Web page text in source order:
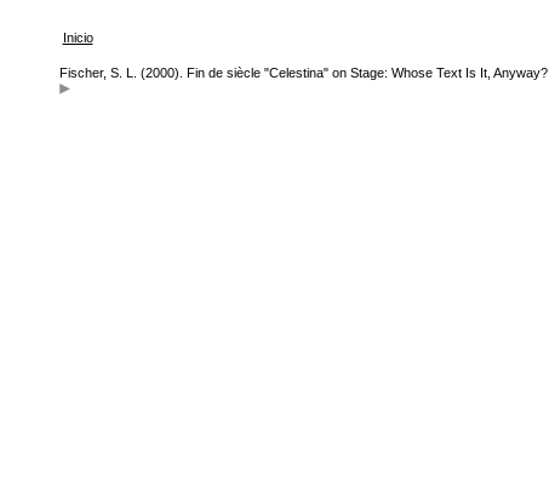
Inicio
Fischer, S. L. (2000). Fin de siècle "Celestina" on Stage: Whose Text Is It, Anyway?